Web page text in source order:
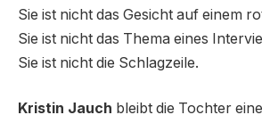
Sie ist nicht das Gesicht auf einem
Sie ist nicht das Thema eines
Sie ist nicht die Schlagzeile.
Kristin Jauch bleibt die Tochter